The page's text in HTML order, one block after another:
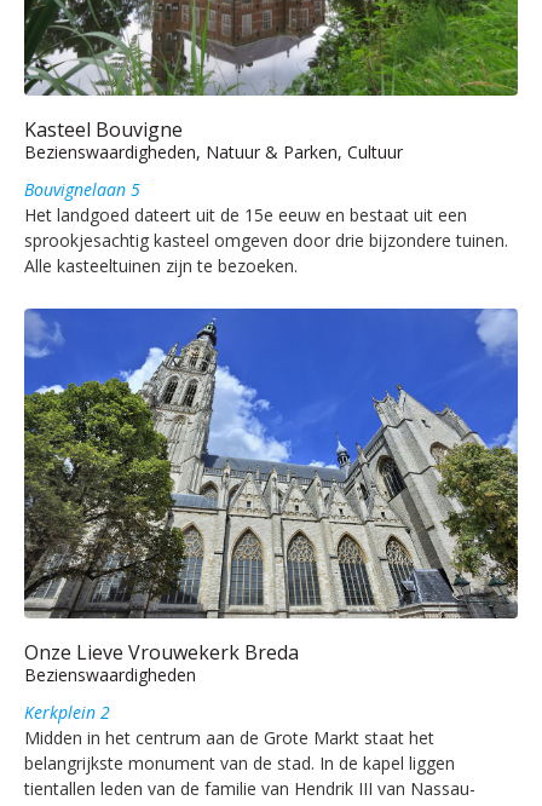
Kasteel Bouvigne
Bezienswaardigheden, Natuur & Parken, Cultuur
Bouvignelaan 5
Het landgoed dateert uit de 15e eeuw en bestaat uit een
sprookjesachtig kasteel omgeven door drie bijzondere tuinen.
Alle kasteeltuinen zijn te bezoeken.
Onze Lieve Vrouwekerk Breda
Bezienswaardigheden
Kerkplein 2
Midden in het centrum aan de Grote Markt staat het
belangrijkste monument van de stad. In de kapel liggen
tientallen leden van de familie van Hendrik III van Nassau-